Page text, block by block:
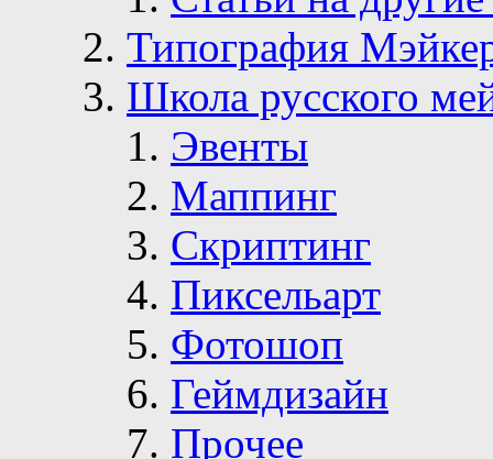
Типография
Школа русского
Эвенты
Маппинг
Скриптинг
Пиксельарт
Фотошоп
Геймдизайн
Прочее